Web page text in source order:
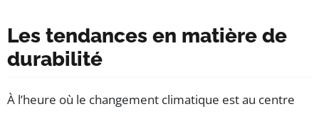
Les tendances en matière de
durabilité
À l’heure où le changement climatique est au centre